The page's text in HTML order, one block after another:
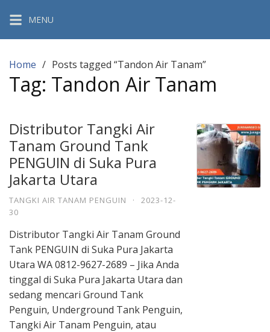
content
MENU
Home Posts tagged “Tandon Air Tanam”
Tag: Tandon Air Tanam
Distributor Tangki Air
Tanam Ground Tank
PENGUIN di Suka Pura
Jakarta Utara
TANGKI AIR TANAM PENGUIN ·
2023-12-
30
Distributor Tangki Air Tanam Ground
Tank PENGUIN di Suka Pura Jakarta
Utara WA 0812-9627-2689 – Jika Anda
tinggal di Suka Pura Jakarta Utara dan
sedang mencari Ground Tank
Penguin, Underground Tank Penguin,
Tangki Air Tanam Penguin, atau